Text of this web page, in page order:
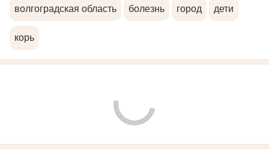
волгоградская область болезнь город дети
корь